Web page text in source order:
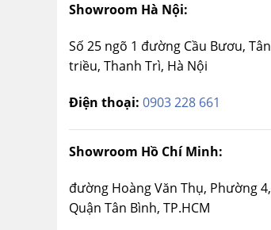
Showroom Hà Nội:
Số 25 ngõ 1 đường Cầu Bươu, Tân
triều, Thanh Trì, Hà Nội
Điện thoại: 0903 228 661
Showroom Hồ Chí Minh:
đường Hoàng Văn Thụ, Phường 4,
Quận Tân Bình, TP.HCM